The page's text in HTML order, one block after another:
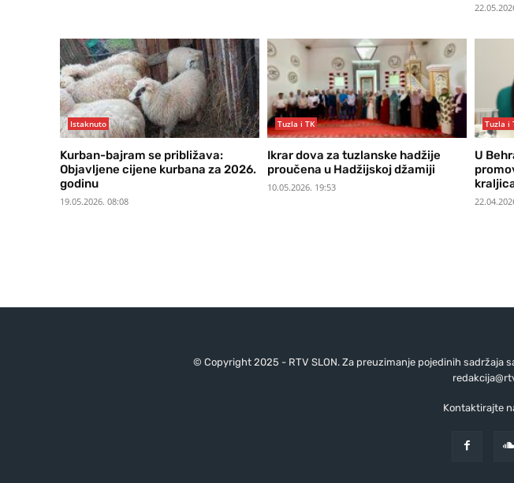
Istaknuto
Kurban-bajram se približava:
Objavljene cijene kurbana za 2026.
godinu
19.05.2026. 08:08
Tuzla i TK
Ikrar dova za tuzlanske hadžije
proučena u Hadžijskoj džamiji
10.05.2026. 19:53
Tuzla i
U
© Copyright 2025 - RTV SLON. Za preuzimanje pojedinih sadržaja
Kontaktirajte